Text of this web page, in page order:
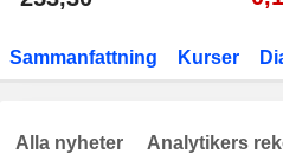
Sammanfattning Kurser
Alla nyheter Analytikers